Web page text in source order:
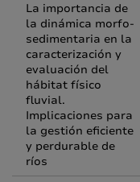
La importancia de
la dinámica morfo-
sedimentaria en la
caracterización y
evaluación del
hábitat físico
fluvial.
Implicaciones para
la gestión eficiente
y perdurable de
ríos